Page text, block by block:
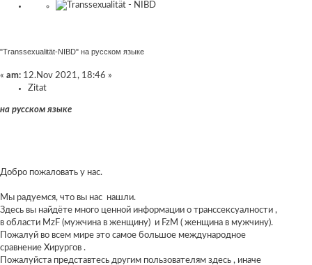
"Transsexualität-NIBD" на русском языке
« am: 12.Nov 2021, 18:46 »
Zitat
на русском языке
Добро пожаловать у нас.
Мы радуемся, что вы нас нашли.
Здесь вы найдёте много ценной информации о транссексуалности ,
в области MzF (мужчина в женщину) и FzM ( женщина в мужчину).
Пожалуй во всем мире это самое большое международное
сравнение Хирургов .
Пожалуйста представтесь другим пользователям здесь , иначе